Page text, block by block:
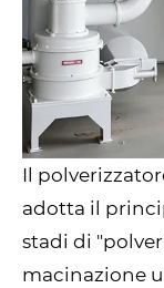
Il
adotta il
stadi di
macinazione